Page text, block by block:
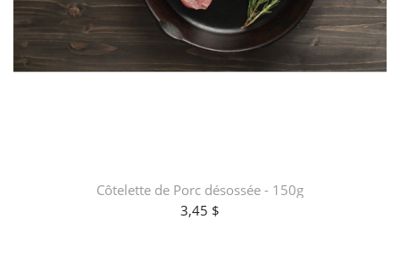
Côtelette de Porc désossée - 150g
3,45 $